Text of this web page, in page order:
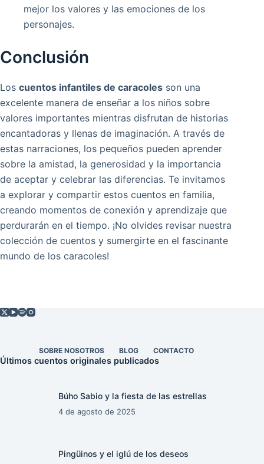
mejor los valores y las emociones de los
personajes.
Conclusión
Los cuentos infantiles de caracoles son una
excelente manera de enseñar a los niños sobre
valores importantes mientras disfrutan de historias
encantadoras y llenas de imaginación. A través de
estas narraciones, los pequeños pueden aprender
sobre la amistad, la generosidad y la importancia
de aceptar y celebrar las diferencias. Te invitamos
a explorar y compartir estos cuentos en familia,
creando momentos de conexión y aprendizaje que
perdurarán en el tiempo. ¡No olvides revisar nuestra
colección de cuentos y sumergirte en el fascinante
mundo de los caracoles!
SOBRE NOSOTROS BLOG CONTACTO
Últimos cuentos originales publicados
Búho Sabio y la fiesta de las estrellas
4 de agosto de 2025
Pingüinos y el iglú de los deseos